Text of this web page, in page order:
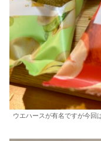
ウエハースが有名ですが今回